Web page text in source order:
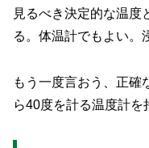
見るべき決定的な温度
る。体温計でもよい。
もう一度言おう、正確
ら40度を計る温度計を